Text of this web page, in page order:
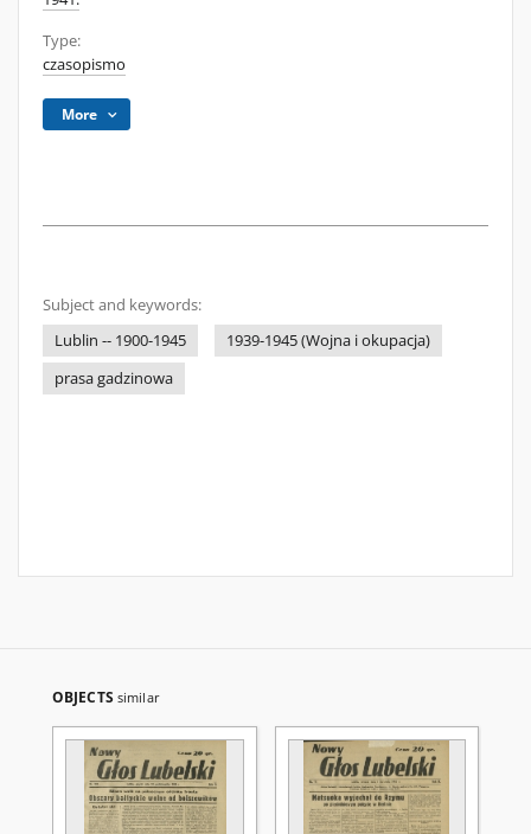
Type:
czasopismo
More
Subject and keywords:
Lublin -- 1900-1945
1939-1945 (Wojna i okupacja)
prasa gadzinowa
OBJECTS similar